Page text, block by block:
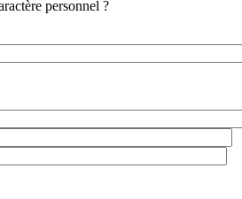
personnel ?